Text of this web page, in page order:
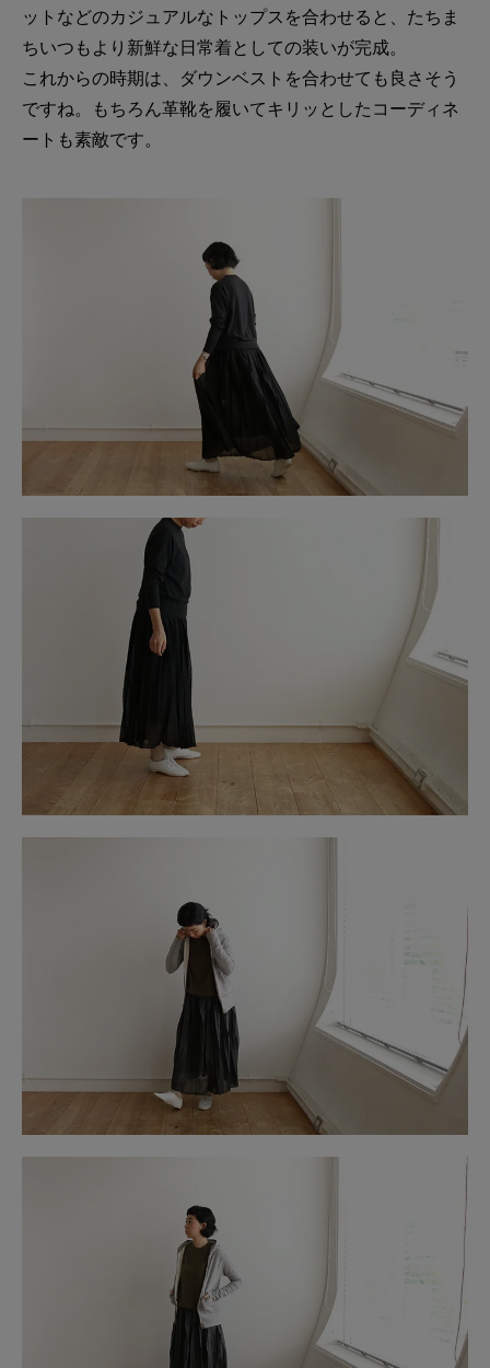
ットなどのカジュアルなトップスを合わせると、たちま
ちいつもより新鮮な日常着としての装いが完成。
これからの時期は、ダウンベストを合わせても良さそう
ですね。もちろん革靴を履いてキリッとしたコーディネ
ートも素敵です。